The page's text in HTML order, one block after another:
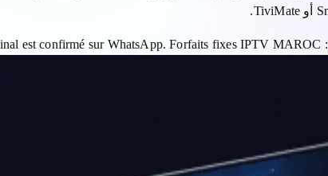
est confirmé sur WhatsApp. Forfaits fixes IPTV MAROC :